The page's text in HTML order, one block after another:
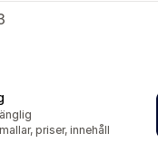
priser, innehåll